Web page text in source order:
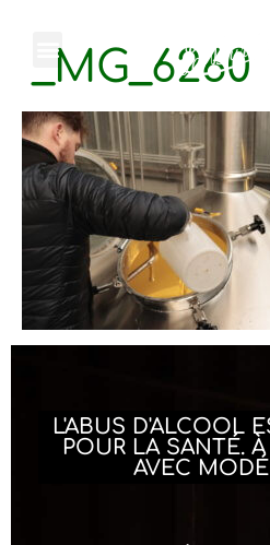
_MG_6260
L'ABUS D'ALCOOL
POUR LA SANTÉ.
AVEC